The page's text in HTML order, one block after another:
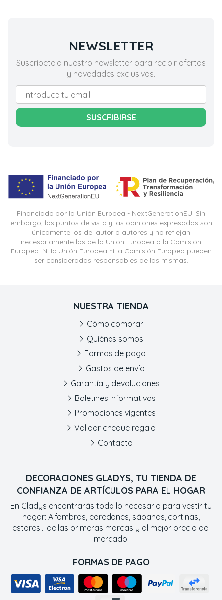
NEWSLETTER
Suscríbete a nuestro newsletter para recibir ofertas
y novedades exclusivas.
SUSCRIBIRSE
Financiado por la Unión Europea - NextGenerationEU. Sin
embargo, los puntos de vista y las opiniones expresadas son
únicamente los del autor o autores y no reflejan
necesariamente los de la Unión Europea o la Comisión
Europea. Ni la Unión Europea ni la Comisión Europea pueden
ser consideradas responsables de las mismas.
DECORACIONES GLADYS, TU TIENDA DE
CONFIANZA DE ARTÍCULOS PARA EL HOGAR
En Gladys encontrarás todo lo necesario para vestir tu
hogar: Alfombras, edredones, sábanas, cortinas,
estores... de las primeras marcas y al mejor precio del
mercado.
FORMAS DE PAGO
NUESTRA TIENDA
Cómo comprar
Quiénes somos
Formas de pago
Gastos de envío
Garantía y devoluciones
Boletines informativos
Promociones vigentes
Validar cheque regalo
Contacto